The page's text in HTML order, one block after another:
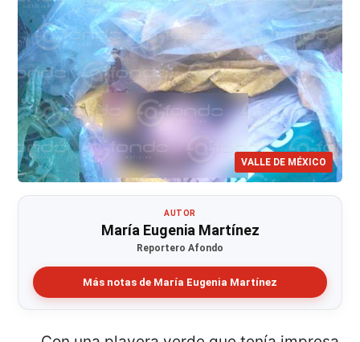
VALLE DE MÉXICO
AUTOR
María Eugenia Martínez
Reportero Afondo
Más notas de María Eugenia Martínez